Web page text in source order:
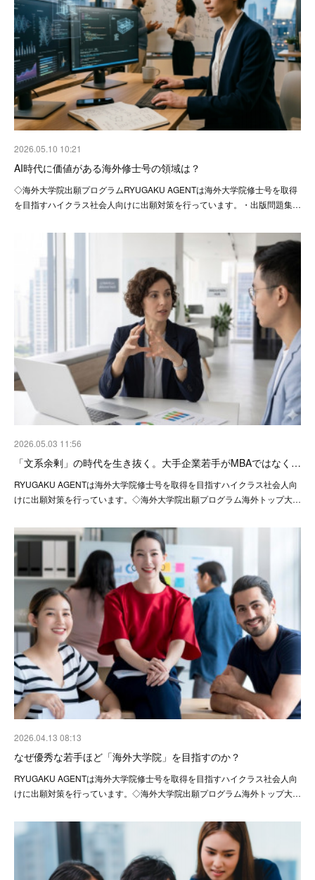
2026.05.10 10:21
AI時代に価値がある海外修士号の領域は？
◇海外大学院出願プログラムRYUGAKU AGENTは海外大学院修士号を取得
を目指すハイクラス社会人向けに出願対策を行っています。・出版問題集…
2026.05.03 11:56
「文系余剰」の時代を生き抜く。大手企業若手がMBAではなく…
RYUGAKU AGENTは海外大学院修士号を取得を目指すハイクラス社会人向
けに出願対策を行っています。◇海外大学院出願プログラム海外トップ大…
2026.04.13 08:13
なぜ優秀な若手ほど「海外大学院」を目指すのか？
RYUGAKU AGENTは海外大学院修士号を取得を目指すハイクラス社会人向
けに出願対策を行っています。◇海外大学院出願プログラム海外トップ大…